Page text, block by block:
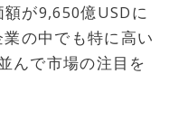
が9,650億USDに
の中でも特に高い
んで市場の注目を